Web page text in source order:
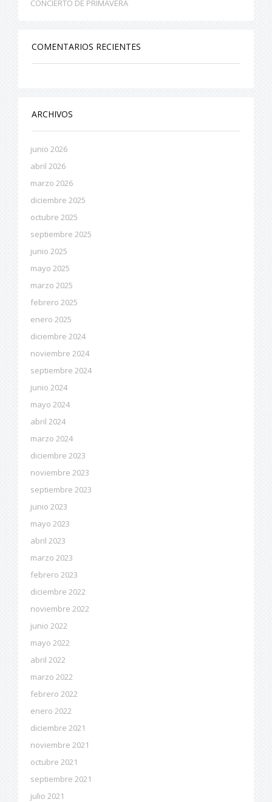
CONCIERTO DE PRIMAVERA
COMENTARIOS RECIENTES
ARCHIVOS
junio 2026
abril 2026
marzo 2026
diciembre 2025
octubre 2025
septiembre 2025
junio 2025
mayo 2025
marzo 2025
febrero 2025
enero 2025
diciembre 2024
noviembre 2024
septiembre 2024
junio 2024
mayo 2024
abril 2024
marzo 2024
diciembre 2023
noviembre 2023
septiembre 2023
junio 2023
mayo 2023
abril 2023
marzo 2023
febrero 2023
diciembre 2022
noviembre 2022
junio 2022
mayo 2022
abril 2022
marzo 2022
febrero 2022
enero 2022
diciembre 2021
noviembre 2021
octubre 2021
septiembre 2021
julio 2021